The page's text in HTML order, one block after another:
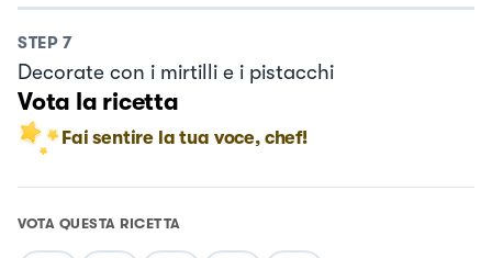
STEP 7
Decorate con i mirtilli e i pistacchi
Vota la ricetta
Fai sentire la tua voce, chef!
VOTA QUESTA RICETTA